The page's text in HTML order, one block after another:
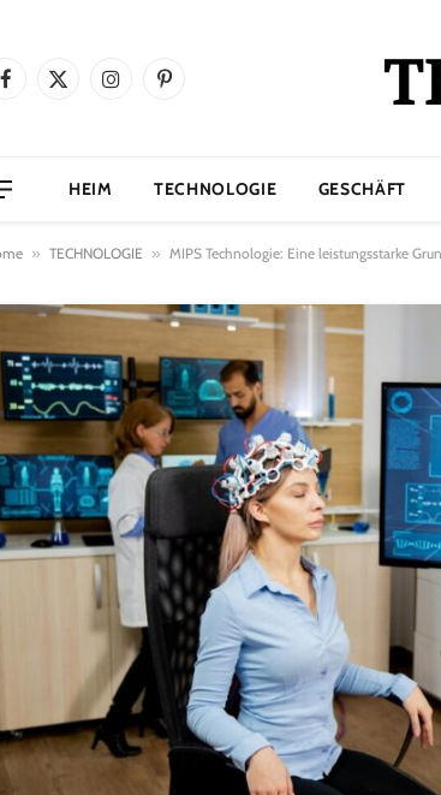
Facebook
X
InstagramPinterest
HEIM TECHNOLOGIE GESCHÄFT
» TECHNOLOGIE » MIPS Technologie: Eine leistungsstarke